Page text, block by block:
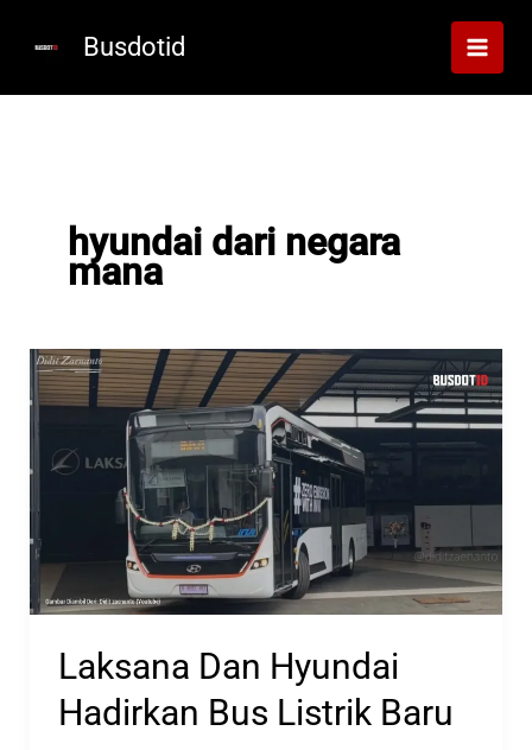
Busdotid
hyundai dari negara
mana
Laksana Dan Hyundai
Hadirkan Bus Listrik Baru